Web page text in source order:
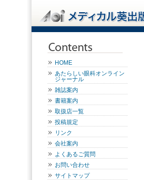
HOME
あたらしい眼科オンライン
ジャーナル
雑誌案内
書籍案内
取扱店一覧
投稿規定
リンク
会社案内
よくあるご質問
お問い合わせ
サイトマップ